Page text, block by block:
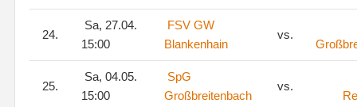
24.
Sa, 27.04.
15:00
FSV GW
Blankenhain
vs.
25.
Sa, 04.05.
15:00
SpG
Großbreitenbach
vs.